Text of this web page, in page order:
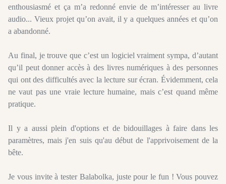
enthousiasmé et ça m’a redonné envie de m’intéresser au livre
audio... Vieux projet qu’on avait, il y a quelques années et qu’on
a abandonné.
Au final, je trouve que c’est un logiciel vraiment sympa, d’autant
qu’il peut donner accès à des livres numériques à des personnes
qui ont des difficultés avec la lecture sur écran. Évidemment, cela
ne vaut pas une vraie lecture humaine, mais c’est quand même
pratique.
Il y a aussi plein d'options et de bidouillages à faire dans les
paramètres, mais j'en suis qu'au début de l'apprivoisement de la
bête.
Je vous invite à tester Balabolka, juste pour le fun ! Vous pouvez